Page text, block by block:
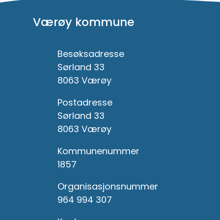
Værøy kommune
Besøksadresse
Sørland 33
8063 Værøy
Postadresse
Sørland 33
8063 Værøy
Kommunenummer
1857
Organisasjonsnummer
964 994 307